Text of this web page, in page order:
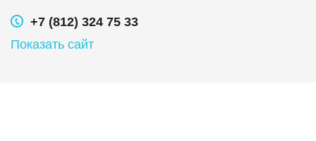
+7 (812) 324 75 33
Показать сайт